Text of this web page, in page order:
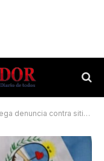
contra sitios de apuesta ilegal